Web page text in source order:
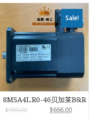
Sale!
8MSA4L.R0-46贝加莱B&R
$999.00 $666.00